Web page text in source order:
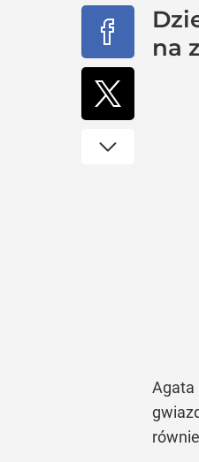
na
Agata